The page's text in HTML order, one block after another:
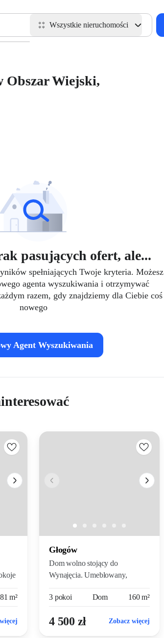
Wszystkie nieruchomości
Obszar Wiejski,
pasujących ofert, ale...
spełniających Twoje kryteria. Możesz
agenta wyszukiwania i otrzymywać
razem, gdy znajdziemy dla Ciebie coś
nowego
Agent Wyszukiwania
81 m²
Głogów
Dom wolno stojący do
Wynajęcia. Umeblowany,
3 pokoi
Dom 160 m²
4 500 zł Zobacz więcej